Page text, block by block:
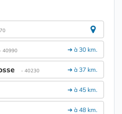
➔ à 30 km.
40990
➔ à 37 km.
- 40230
➔ à 45 km.
➔ à 48 km.